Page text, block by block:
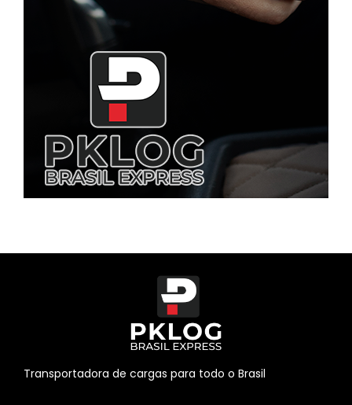
Transportadora de cargas para todo o Brasil